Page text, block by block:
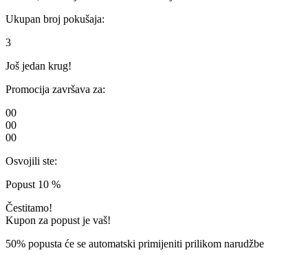
Ukupan broj pokušaja:
3
Još jedan krug!
Promocija završava za:
00
00
00
Osvojili ste:
Popust 10 %
Čestitamo!
Kupon za popust je vaš!
50% popusta će se automatski primijeniti prilikom narudžbe